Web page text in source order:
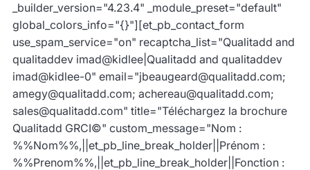
_builder_version="4.23.4" _module_preset="default"
global_colors_info="{}"][et_pb_contact_form
use_spam_service="on" recaptcha_list="Qualitadd and
qualitaddev imad@kidlee|Qualitadd and qualitaddev
imad@kidlee-0" email="jbeaugeard@qualitadd.com;
amegy@qualitadd.com; achereau@qualitadd.com;
sales@qualitadd.com" title="Téléchargez la brochure
Qualitadd GRCI©" custom_message="Nom :
%%Nom%%,||et_pb_line_break_holder||Prénom :
%%Prenom%%,||et_pb_line_break_holder||Fonction :